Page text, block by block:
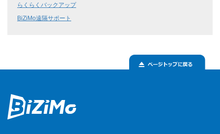
らくらくバックアップ
BiZiMo遠隔サポート